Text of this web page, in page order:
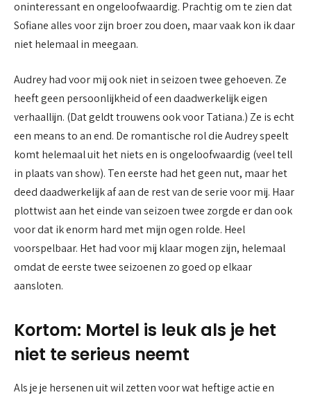
oninteressant en ongeloofwaardig. Prachtig om te zien dat
Sofiane alles voor zijn broer zou doen, maar vaak kon ik daar
niet helemaal in meegaan.
Audrey had voor mij ook niet in seizoen twee gehoeven. Ze
heeft geen persoonlijkheid of een daadwerkelijk eigen
verhaallijn. (Dat geldt trouwens ook voor Tatiana.) Ze is echt
een means to an end. De romantische rol die Audrey speelt
komt helemaal uit het niets en is ongeloofwaardig (veel tell
in plaats van show). Ten eerste had het geen nut, maar het
deed daadwerkelijk af aan de rest van de serie voor mij. Haar
plottwist aan het einde van seizoen twee zorgde er dan ook
voor dat ik enorm hard met mijn ogen rolde. Heel
voorspelbaar. Het had voor mij klaar mogen zijn, helemaal
omdat de eerste twee seizoenen zo goed op elkaar
aansloten.
Kortom: Mortel is leuk als je het
niet te serieus neemt
Als je je hersenen uit wil zetten voor wat heftige actie en